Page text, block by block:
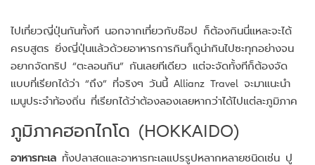
ไปเที่ยวญี่ปุ่นกันทั้งที นอกจากเที่ยวกับช๊อป ก็ต้องกินนี่แหละจะได้
ครบสูตร ยิ่งญี่ปุ่นแล้วด้วยอาหารการกินก็ดูน่ากินไปซะทุกอย่างจน
อยากจัดทริป “ตะลอนกิน” กันเลยทีเดียว แต่จะจัดทั้งทีก็ต้องจัด
แบบที่เรียกได้ว่า “ถึง” ที่จริงๆ วันนี้ Allianz Travel จะมาแนะนำ
เมนูประจำท้องถิ่น ที่เรียกได้ว่าต้องลองเลยหากว่าได้ไปแต่ละภูมิภาค
ภูมิภาคฮอกไกโด (HOKKAIDO)
อาหารทะเล ทั้งปลาสดและอาหารทะเลแปรรูปหลากหลายชนิดเช่น ปู